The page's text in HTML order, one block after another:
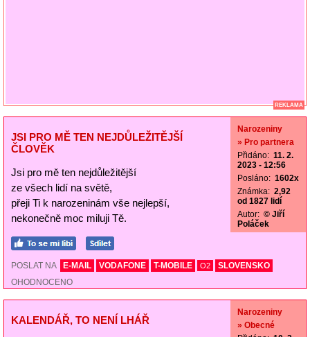
REKLAMA
JSI PRO MĚ TEN NEJDŮLEŽITĚJŠÍ
ČLOVĚK
Jsi pro mě ten nejdůležitější
ze všech lidí na světě,
přeji Ti k narozeninám vše nejlepší,
nekonečně moc miluji Tě.
Narozeniny
» Pro partnera
Přidáno: 11. 2.
2023 - 12:56
Posláno: 1602x
Známka: 2,92
od 1827 lidí
Autor: © Jiří
Poláček
POSLAT NA E-MAIL VODAFONE T-MOBILE O2
SLOVENSKO
OHODNOCENO
KALENDÁŘ, TO NENÍ LHÁŘ
Narozeniny
» Obecné